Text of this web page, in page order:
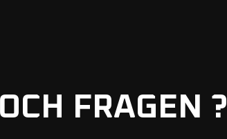
FRAGEN ?